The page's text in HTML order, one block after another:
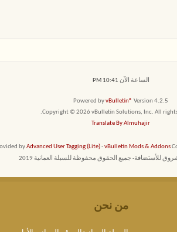
الساعة الآن 10:41 PM
Powered byvBulletin® Version 4.2.5
Copyright © 2026 vBulletin Solutions, Inc. All rights
Translate By Almuhajir
byAdvanced User Tagging (Lite)-vBulletin Mods & Addons
للأستضافة- جميع الحقوق محفوظة للسبلة العمانية 2019
من نحن